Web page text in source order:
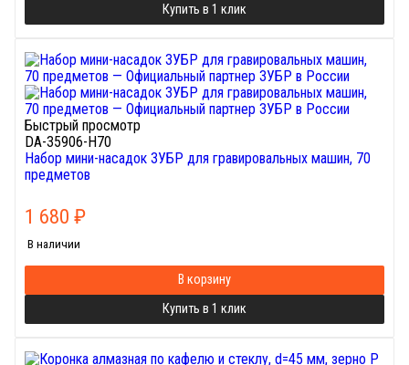
Купить в 1 клик
Быстрый просмотр
DA-35906-H70
Набор мини-насадок ЗУБР для гравировальных машин, 70
предметов
1 680 ₽
В наличии
В корзину
Купить в 1 клик